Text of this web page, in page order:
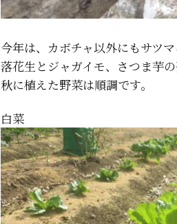
今年は、カボチャ以外にもサツ
落花生とジャガイモ、さつま芋
秋に植えた野菜は順調です。
白菜